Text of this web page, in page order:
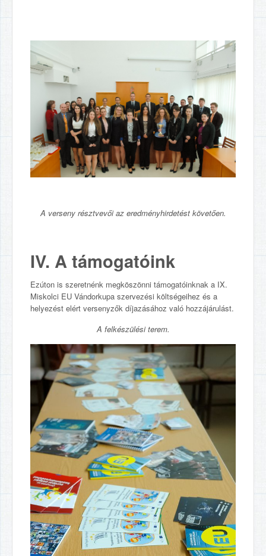
A verseny résztvevői az eredményhirdetést követően.
IV. A támogatóink
Ezúton is szeretnénk megköszönni támogatóinknak a IX.
Miskolci EU Vándorkupa szervezési költségeihez és a
helyezést elért versenyzők díjazásához való hozzájárulást.
A felkészülési terem.